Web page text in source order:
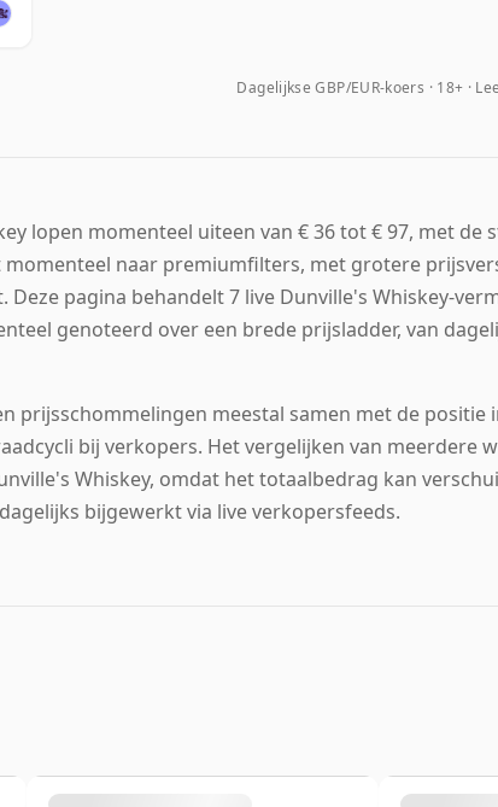
Dagelijkse GBP/EUR-koers 18+ ·
lopen momenteel uiteen van € 36 tot € 97, met de
momenteel naar premiumfilters, met grotere
pagina behandelt 7 live Dunville's Whiskey-
genoteerd over een brede prijsladder, van
prijsschommelingen meestal samen met de positie
bij verkopers. Het vergelijken van meerdere
Whiskey, omdat het totaalbedrag kan
bijgewerkt via live verkopersfeeds.